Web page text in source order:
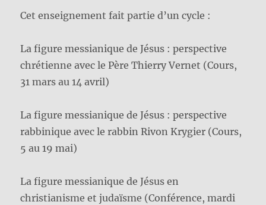
Cet enseignement fait partie d’un cycle :
La figure messianique de Jésus : perspective
chrétienne avec le Père Thierry Vernet (Cours,
31 mars au 14 avril)
La figure messianique de Jésus : perspective
rabbinique avec le rabbin Rivon Krygier (Cours,
5 au 19 mai)
La figure messianique de Jésus en
christianisme et judaïsme (Conférence, mardi